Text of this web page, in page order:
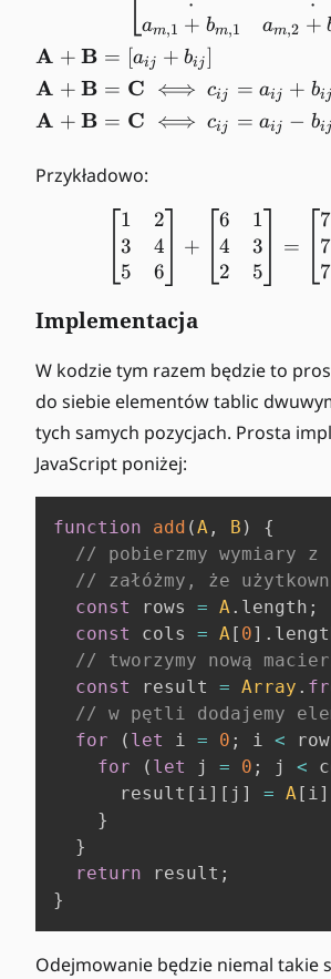
A + B
A + B
A + B
am,1 + bm,1 am,2 +
= [aij + bij]
= C ⟺ cij = aij + bij
= C ⟺ cij = aij − bij
Przykładowo:
1
3
5
2
4
6
+
6
4
2
1
3
5
=
7
7
7
Implementacja
W kodzie tym razem będzie to
do siebie elementów tablic
tych samych pozycjach. Prosta
JavaScript poniżej:
function add (A , B )
{
// pobierzmy wymiary z
// załóżmy, że
const
rows = A. length ;
const
cols = A [ 0] .
// tworzymy nową
const
result = Array .
// w pętli dodajemy
for
( let i = 0 ; i <
for
( let j = 0 ; j <
      result
[ i] [ j ] = A [ i]
}
}
return result ;
}
Odejmowanie będzie niemal takie